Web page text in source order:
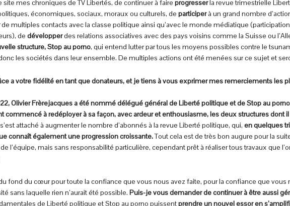
mes chroniques de TV Libertés, de continuer à faire progresserla revue trimestrielle
économiques, sociaux, moraux ou culturels, de participerà un grand nombre
de multiples contacts avec la classe politique ainsi qu’avec le monde médiatique
de développerdes relations associatives avec des pays voisins comme la Suisse ou
structure, Stop au porno, qui entend lutter par tous les moyens possibles contre le
les sociétés dans leur ensemble. De multiples actions ont été menées sur ce sujet et
a votre fidélité en tant que donateurs, et je tiens à vous exprimer mes remerciements les
Olivier Frèrejacques a été nommé délégué général de Liberté politique et de Stop au
à redéployer à sa façon, avec ardeur et enthousiasme, les deux structures dont
attaché à augmenter le nombre d’abonnés à la revue Liberté politique, qui, en quelques
connaît également une progression croissante.Tout cela est de très bon augure pour la
l’équipe, mais sans responsabilité particulière, cependant prêt à réaliser tous travaux que
fond du cœur pour toute la confiance que vous nous avez faite, pour la confiance que
sans laquelle rien n’aurait été possible. Puis-je vous demander de continuer à être aussi
de Liberté politique et Stop au porno puissentprendre un nouvel essor en